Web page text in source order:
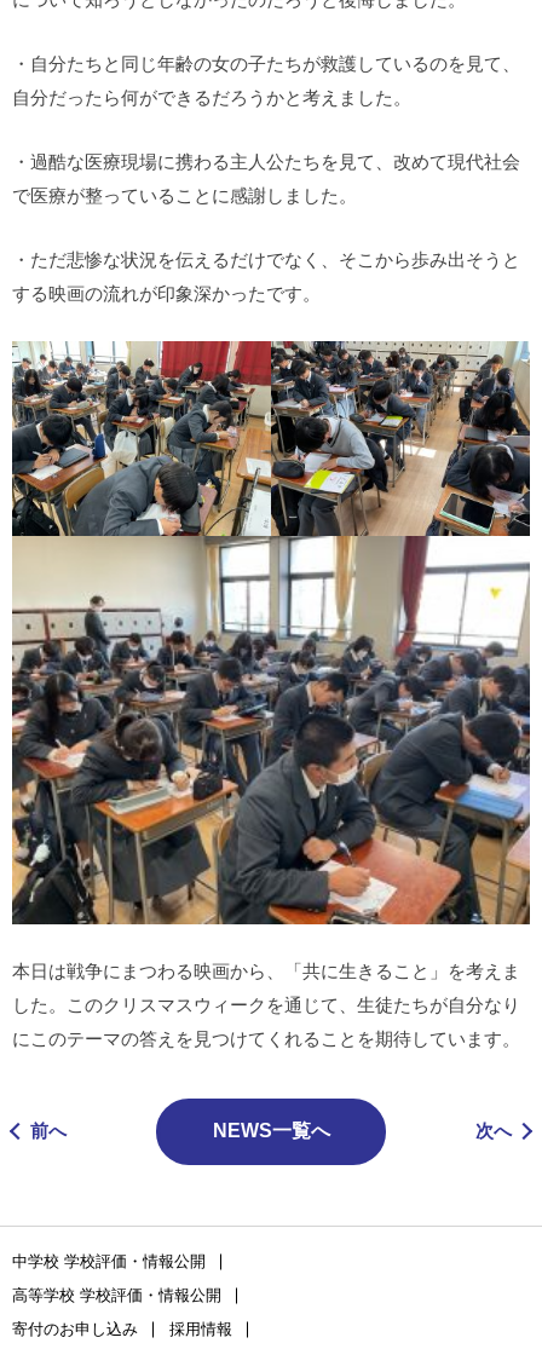
・自分たちと同じ年齢の女の子たちが救護しているのを見て、
自分だったら何ができるだろうかと考えました。
・過酷な医療現場に携わる主人公たちを見て、改めて現代社会
で医療が整っていることに感謝しました。
・ただ悲惨な状況を伝えるだけでなく、そこから歩み出そうと
する映画の流れが印象深かったです。
本日は戦争にまつわる映画から、「共に生きること」を考えま
した。このクリスマスウィークを通じて、生徒たちが自分なり
にこのテーマの答えを見つけてくれることを期待しています。
NEWS一覧へ
前へ 次へ
中学校 学校評価・情報公開
高等学校 学校評価・情報公開
寄付のお申し込み
採用情報